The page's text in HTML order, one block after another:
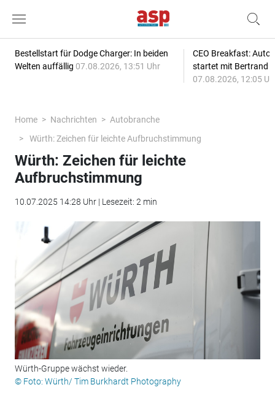
Bestellstart für Dodge Charger: In beiden
Welten auffällig 07.08.2026, 13:51 Uhr
CEO Breakfast:
startet mit Bertrand
07.08.2026, 12:05
Home Nachrichten
Autobranche
Würth: Zeichen für leichte Aufbruchstimmung
Würth: Zeichen für leichte
Aufbruchstimmung
10.07.2025 14:28 Uhr | Lesezeit: 2 min
Würth-Gruppe wächst wieder.
© Foto: Würth/ Tim Burkhardt Photography